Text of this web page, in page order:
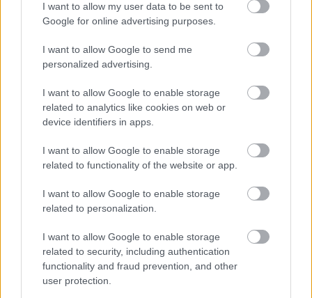
I want to allow my user data to be sent to
Google for online advertising purposes.
I want to allow Google to send me
personalized advertising.
I want to allow Google to enable storage
related to analytics like cookies on web or
device identifiers in apps.
I want to allow Google to enable storage
related to functionality of the website or app.
I want to allow Google to enable storage
related to personalization.
I want to allow Google to enable storage
related to security, including authentication
functionality and fraud prevention, and other
user protection.
United
Felkészülési szezon 5. mérkőzés
Croke Park, Dublin
2026-08-12 20:30
2 nap 14 óra 57 perc 48 másodperc
Támogatás